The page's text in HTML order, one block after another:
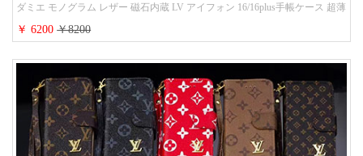
ダミエ モノグラム レザー 磁石内蔵 LV アイフォン 16/16plus手帳ケース 超薄
ビジネス風 メンズ レディース おしゃれ ブランドiphone15/14/13手帳型スマ
ホケース お 揃い
￥ 6200￥8200